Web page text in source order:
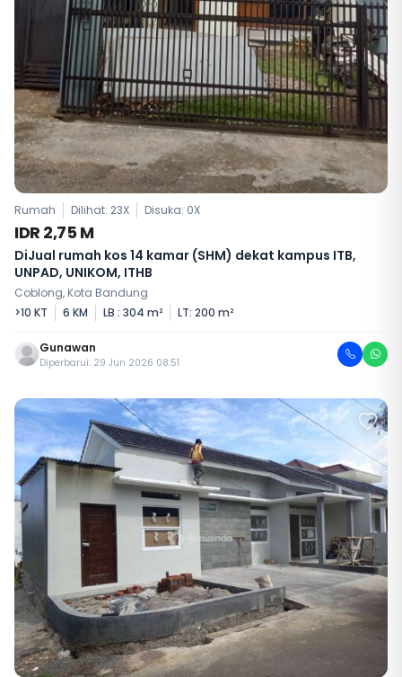
Rumah Dilihat: 23X Disuka: 0X
IDR 2,75 M
DiJual rumah kos 14 kamar (SHM) dekat kampus ITB,
UNPAD, UNIKOM, ITHB
Coblong, Kota Bandung
>10 KT
6 KM LB : 304 m² LT: 200 m²
Gunawan
Diperbarui: 29 Jun 2026 08:51